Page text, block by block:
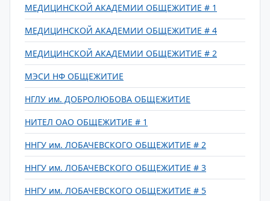
МЕДИЦИНСКОЙ АКАДЕМИИ ОБЩЕЖИТИЕ # 1
МЕДИЦИНСКОЙ АКАДЕМИИ ОБЩЕЖИТИЕ # 4
МЕДИЦИНСКОЙ АКАДЕМИИ ОБЩЕЖИТИЕ # 2
МЭСИ НФ ОБЩЕЖИТИЕ
НГЛУ им. ДОБРОЛЮБОВА ОБЩЕЖИТИЕ
НИТЕЛ ОАО ОБЩЕЖИТИЕ # 1
ННГУ им. ЛОБАЧЕВСКОГО ОБЩЕЖИТИЕ # 2
ННГУ им. ЛОБАЧЕВСКОГО ОБЩЕЖИТИЕ # 3
ННГУ им. ЛОБАЧЕВСКОГО ОБЩЕЖИТИЕ # 5